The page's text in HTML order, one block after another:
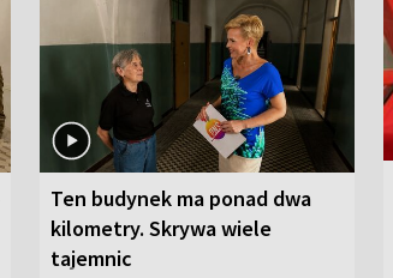
Ten budynek ma ponad dwa
kilometry. Skrywa wiele
tajemnic